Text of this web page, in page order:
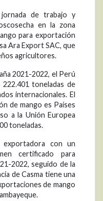
de trabajo y
en la zona
para exportación
Ara Export SAC, que
agricultores.
2021-2022, el Perú
toneladas de
internacionales. El
de mango es Países
a la Unión Europea
toneladas.
con un
certificado para
2022, seguido de la
de Casma tiene una
de mango